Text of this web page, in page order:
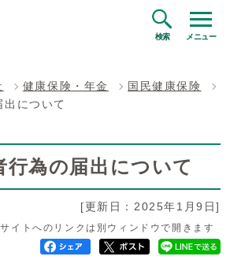
検索 メニュー
健康保険・年金
国民健康保険
出について
行為の届出について
[更新日：2025年1月9日]
イトへのリンクは別ウィンドウで開きます